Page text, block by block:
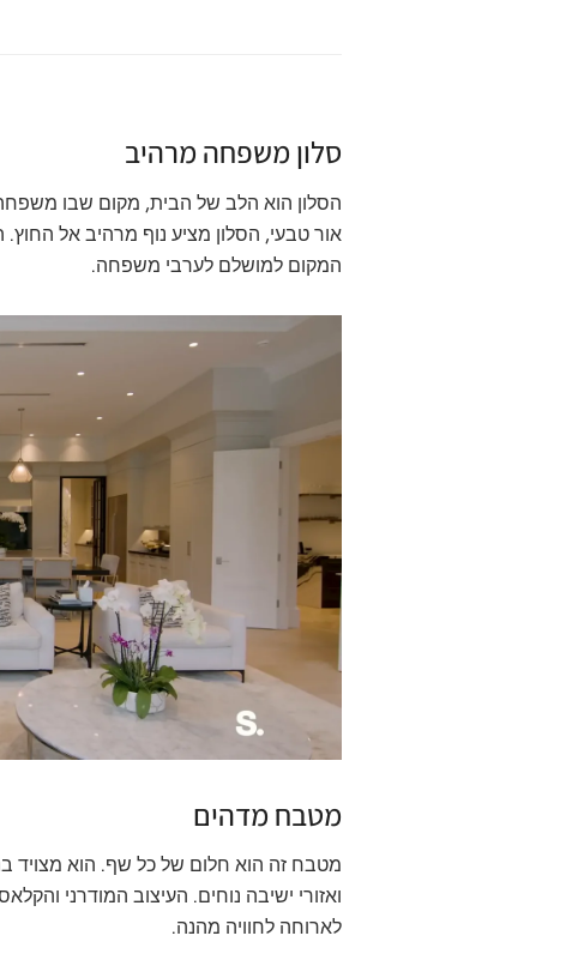
סלון משפחה מרהיב
הסלון הוא הלב של הבית, מקום שבו משפחה
אור טבעי, הסלון מציע נוף מרהיב אל
המקום למושלם לערבי משפחה.
מטבח מדהים
מטבח זה הוא חלום של כל שף. הוא מצויד
ואזורי ישיבה נוחים. העיצוב המודרני
לארוחה לחוויה מהנה.